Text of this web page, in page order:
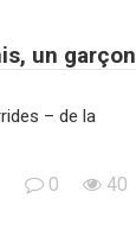
un garçon
– de la
0 40